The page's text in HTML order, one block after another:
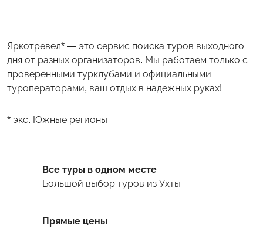
Яркотревел* — это сервис поиска туров выходного
дня от разных организаторов. Мы работаем только с
проверенными турклубами и официальными
туроператорами, ваш отдых в надежных руках!
* экс. Южные регионы
Все туры в одном месте
Большой выбор туров из Ухты
Прямые цены